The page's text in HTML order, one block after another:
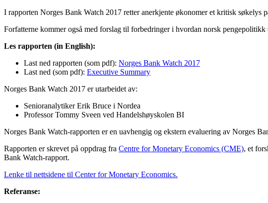
I rapporten Norges Bank Watch 2017 retter anerkjente økonomer et kritisk
Forfatterne kommer også med forslag til forbedringer i hvordan norsk pengepolitikk
Les rapporten (in English):
Last ned rapporten (som pdf): Norges Bank Watch 2017
Last ned (som pdf): Executive Summary
Norges Bank Watch 2017 er utarbeidet av:
Senioranalytiker Erik Bruce i Nordea
Professor Tommy Sveen ved Handelshøyskolen BI
Norges Bank Watch-rapporten er en uavhengig og ekstern evaluering av Norges
Rapporten er skrevet på oppdrag fra Centre for Monetary Economics (CME), et
Bank Watch-rapport.
Lenke til nettsidene til Center for Monetary Economics.
Referanse: